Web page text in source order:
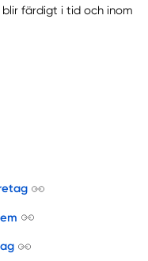
färdigt i tid och inom